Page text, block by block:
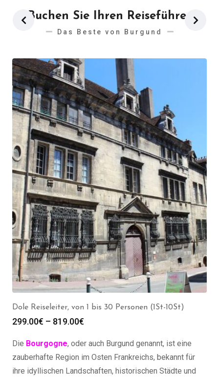
Buchen Sie Ihren Reiseführer
Das Beste von Burgund
Dole Reiseleiter, von 1 bis 30 Personen (1St-10St)
299.00€ – 819.00€
Die Bourgogne, oder auch Burgund genannt, ist eine
zauberhafte Region im Osten Frankreichs, bekannt für
ihre idyllischen Landschaften, historischen Städte und